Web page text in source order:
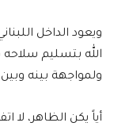
ويعود الداخل
الله بتسليم
ولمواجهة بينه
أياً يكن الظاهر، لا